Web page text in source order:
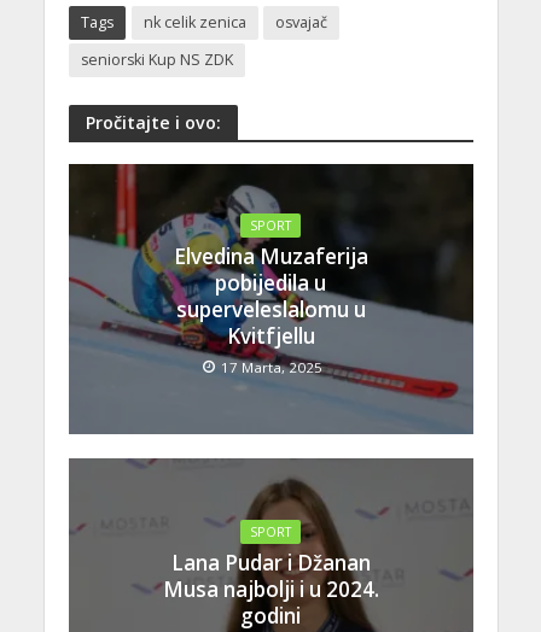
Tags nk celik zenica
osvajač
seniorski Kup NS ZDK
Pročitajte i ovo:
SPORT
Elvedina Muzaferija
pobijedila u
superveleslalomu u
Kvitfjellu
17 Marta, 2025
SPORT
Lana Pudar i Džanan
Musa najbolji i u 2024.
godini